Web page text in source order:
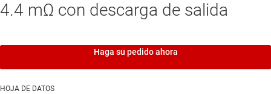
4.4 mΩ con descarga de salida
Haga su pedido ahora
HOJA DE DATOS